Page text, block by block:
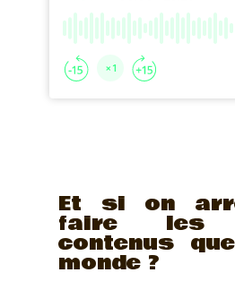
Et si on
faire les
contenus
monde ?